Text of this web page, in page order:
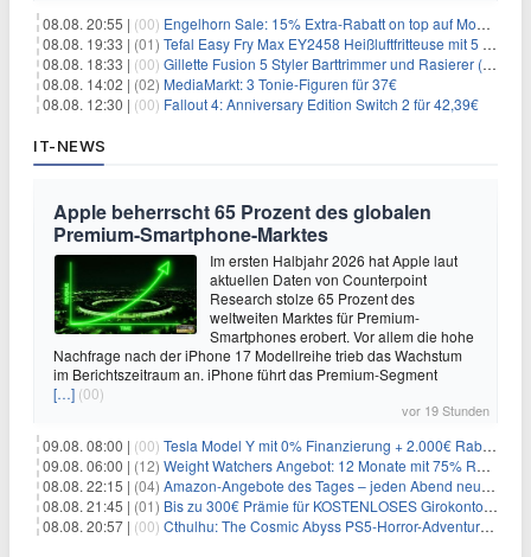
08.08. 20:55 | (00) Engelhorn Sale: 15% Extra-Rabatt on top auf Mode- und Sport-Artikel
08.08. 19:33 | (01) Tefal Easy Fry Max EY2458 Heißluftfritteuse mit 5 Litern für 64,99€
08.08. 18:33 | (00) Gillette Fusion 5 Styler Barttrimmer und Rasierer (All in One) für 16€
08.08. 14:02 | (02) MediaMarkt: 3 Tonie-Figuren für 37€
08.08. 12:30 | (00) Fallout 4: Anniversary Edition Switch 2 für 42,39€
IT-NEWS
Apple beherrscht 65 Prozent des globalen
Premium-Smartphone-Marktes
Im ersten Halbjahr 2026 hat Apple laut
aktuellen Daten von Counterpoint
Research stolze 65 Prozent des
weltweiten Marktes für Premium-
Smartphones erobert. Vor allem die hohe
Nachfrage nach der iPhone 17 Modellreihe trieb das Wachstum
im Berichtszeitraum an. iPhone führt das Premium-Segment
[…] (00)
vor 19 Stunden
09.08. 08:00 | (00) Tesla Model Y mit 0% Finanzierung + 2.000€ Rabatt für 38.970€
09.08. 06:00 | (12) Weight Watchers Angebot: 12 Monate mit 75% Rabatt ab 6,25€/Monat
08.08. 22:15 | (04) Amazon-Angebote des Tages – jeden Abend neue Deals zum Stöbern
08.08. 21:45 | (01) Bis zu 300€ Prämie für KOSTENLOSES Girokonto bei der Santander – 50€ schon nach 1 Woche!
08.08. 20:57 | (00) Cthulhu: The Cosmic Abyss PS5-Horror-Adventure für 27,99€